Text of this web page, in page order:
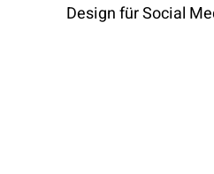
Design für Social